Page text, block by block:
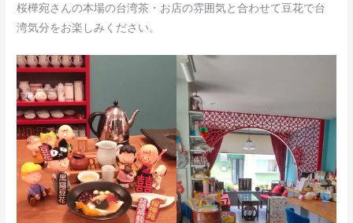
桜樺宛さんの本場の台湾茶・お店の雰囲気と合わせて豆花で台
湾気分をお楽しみください。